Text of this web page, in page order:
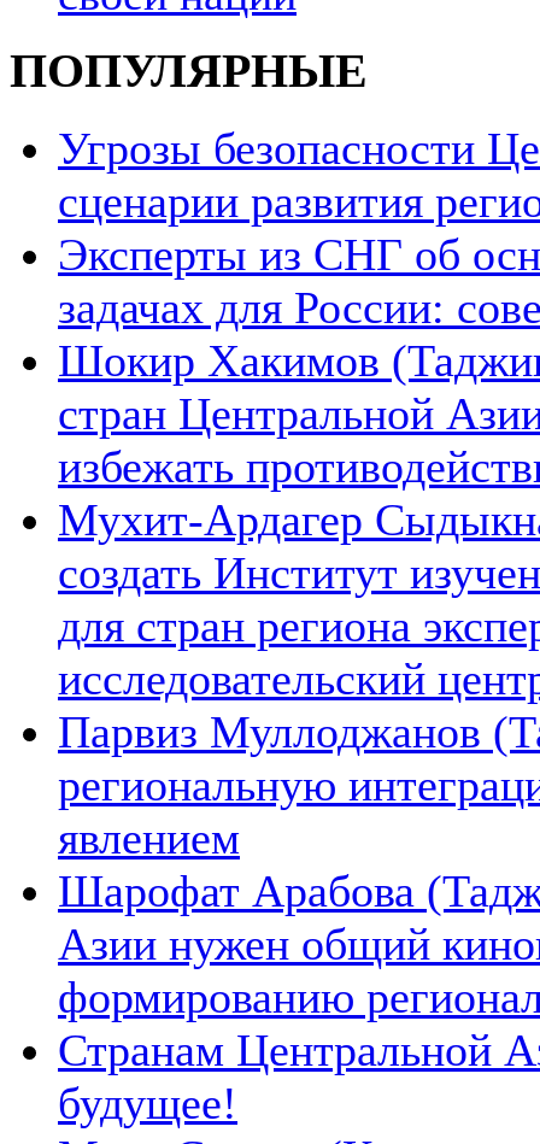
ПОПУЛЯРНЫЕ
Угрозы безопасности
сценарии развития
Эксперты из СНГ об
задачах для России:
Шокир Хакимов
стран Центральной
избежать
Мухит-Ардагер
создать Институт
для стран региона
исследовательский
Парвиз Муллоджанов
региональную
явлением
Шарофат Арабова
Азии нужен общий
формированию
Странам Центральной
будущее!